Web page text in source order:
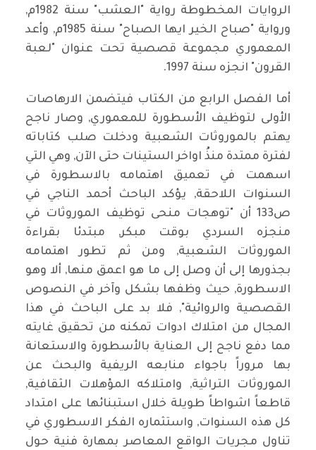
الروايات المخطوطة رواية "العشب" سنة 1982م,
ورواية "صباح الخير ايها الصباح" سنة 1985م, وأعد
المعموري مجموعة قصصية تحت عنوان "لعبة
القرون" انجزه سنة 1997.
أما الفصل الرابع من الكتاب فيتضمن الارهاصات
الأولى لتوظيف الأسطورة للمعموري, وصار ناجح
يهتم بالموروثات الشعبية ودخلت صلب كتاباته
لفترة ممتدة منذُ اواخر الستينات حتى الآن, وهي التي
اسهمت في تعميق اهتمامه بالاسطورة في
السنوات اللاحقة, يؤكد الباحث أحمد الناجي في
ص133 أن "توهجات منحى توظيف الموروثات في
منجزه السردي بوقت مبكر, مبتدئا بقراءة
الموروثات الشعبية, ومن ثم تطور اهتمامه
بجذورها إلى أن وصل إلى ما هو اعمق منها, ألا وهو
الاسطورة, حيث وظفها بشكل وآخر في النصوص
القصصية والروائية", فلا بد على الباحث في هذا
المجال من امتلاك ادوات تمكنه من تحقيق غايته
مما دفع ناجح إلى العناية بالأسطورة والاستعانة
بها مروراً باجواء منابعه الريفية والبحث عن
الموروثات التراثية, وامتلاكه المؤهلات الثقافية,
قاطعاً اشواطاً طويلة خلال استبنائها على امتداد
كل هذه السنوات, واستثماره الفكر الاسطوري في
تناول مجريات الواقع المعاصر بمهارة فنية حول